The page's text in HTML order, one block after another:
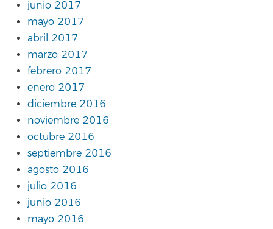
junio 2017
mayo 2017
abril 2017
marzo 2017
febrero 2017
enero 2017
diciembre 2016
noviembre 2016
octubre 2016
septiembre 2016
agosto 2016
julio 2016
junio 2016
mayo 2016